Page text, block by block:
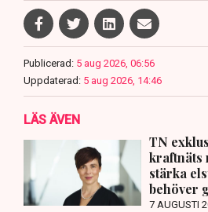
Publicerad: 5 aug 2026, 06:56
Uppdaterad: 5 aug 2026, 14:46
LÄS ÄVEN
TN
kraftnäts
stärka
behöver
7 AUGUSTI